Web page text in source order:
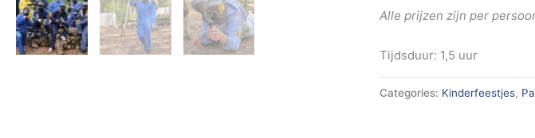
Alle prijzen zijn per
Tijdsduur: 1,5 uur
Categories: Kinderfeestjes,